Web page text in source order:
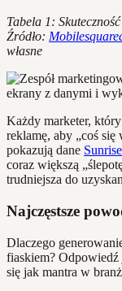
Tabela 1:
Źródło:
własne
Każdy marketer,
reklamę, aby „coś
pokazują dane
coraz większą
trudniejsza do
Najczęstsze
Dlaczego
fiaskiem? Odpowiedź
się jak mantra w